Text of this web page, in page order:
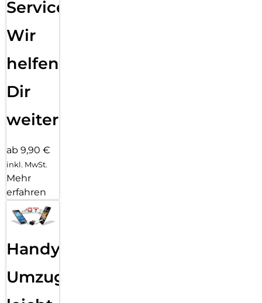
Service:
Wir
helfen
Dir
weiter
ab 9,90 €
inkl. MwSt.
Mehr
erfahren
Handy
Umzug